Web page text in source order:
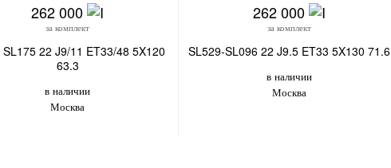
262 000
за комплект
SL175 22 J9/11 ET33/48 5X120
63.3
в наличии
Москва
262 000
за комплект
SL529-SL096 22 J9.5 ET33 5X130 71.6
в наличии
Москва